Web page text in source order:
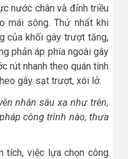
nước chân và đỉnh triều
mái sông. Thứ nhất khi
của khối gây trượt tăng,
phản áp phía ngoài gây
rút nhanh theo quán tính
gây sạt trượt, xói lở.
nhân sâu xa như trên,
công trình nào, thưa
tích, việc lựa chọn công